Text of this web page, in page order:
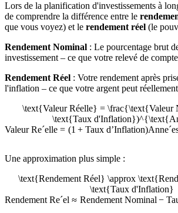
Lors de la planification d'investissements à
de comprendre la différence entre le
que vous voyez) et le rendement réel (le
Rendement Nominal : Le pourcentage brut
investissement – ce que votre relevé de
Rendement Réel : Votre rendement après
l'inflation – ce que votre argent peut
\text{Valeur Réelle} =
\text{Taux
Valeur Reˊelle = (1 + Taux d’Inflation)Anneˊ
Une approximation plus simple :
\text{Rendement Réel} \approx
\text{Taux d'Inflation}
Rendement Reˊel ≈ Rendement Nominal −